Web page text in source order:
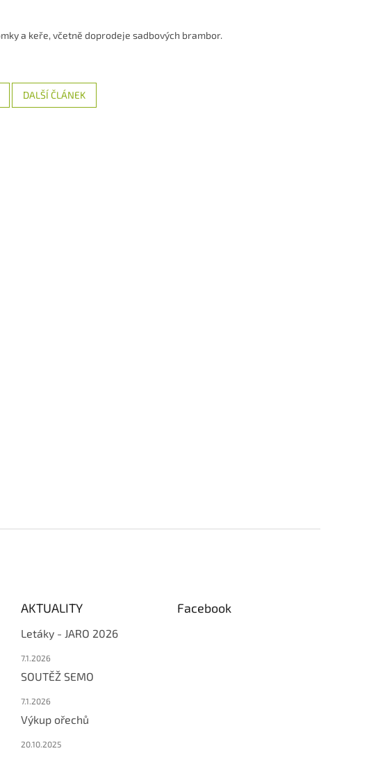
a keře, včetně doprodeje sadbových brambor.
DALŠÍ ČLÁNEK
AKTUALITY
Letáky - JARO 2026
7.1.2026
SOUTĚŽ SEMO
7.1.2026
Výkup ořechů
20.10.2025
Facebook